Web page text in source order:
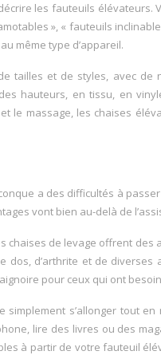
les fauteuils élévateurs.
», « fauteuils
même type d’appareil.
tailles et de styles, avec de
hauteurs, en tissu, en
le massage, les chaises
a des difficultés à
vont bien au-delà de
chaises de levage offrent
d’arthrite et de diverses
pour ceux qui ont
s’allonger tout
lire des livres ou des
à partir de votre fauteuil